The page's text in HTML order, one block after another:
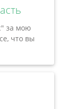
за мою
что вы